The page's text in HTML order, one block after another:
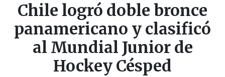
Chile logró doble bronce
panamericano y clasificó
al Mundial Junior de
Hockey Césped